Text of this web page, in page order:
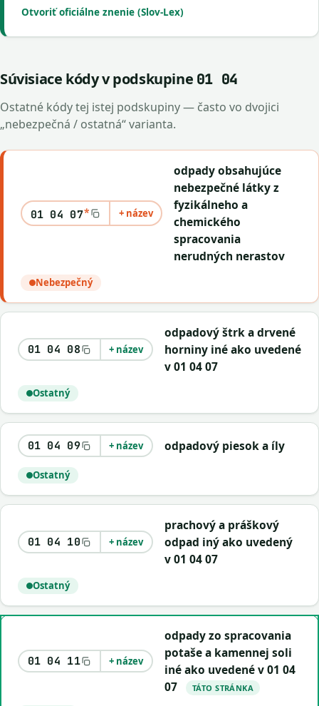
Otvoriť oficiálne znenie (Slov-Lex)
Súvisiace kódy v podskupine 01 04
Ostatné kódy tej istej podskupiny — často vo dvojici
„nebezpečná / ostatná“ varianta.
01 04 07* + název
odpady obsahujúce
nebezpečné látky z
fyzikálneho a
chemického
spracovania
nerudných nerastov
Nebezpečný
01 04 08 + název
odpadový štrk a drvené
horniny iné ako uvedené
v 01 04 07
Ostatný
01 04 09 + název odpadový piesok a íly
Ostatný
01 04 10 + název
prachový a práškový
odpad iný ako uvedený
v 01 04 07
Ostatný
01 04 11 + název
odpady zo spracovania
potaše a kamennej soli
iné ako uvedené v 01 04
07
TÁTO STRÁNKA